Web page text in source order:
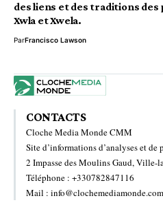
des liens et des traditions des
Xwla et Xwela.
ParFrancisco Lawson
CONTACTS
Cloche Media Monde CMM
Site d’informations d’analyses et de
2 Impasse des Moulins Gaud, Ville-
Téléphone : +330782847116
Mail : info@clochemediamonde.com